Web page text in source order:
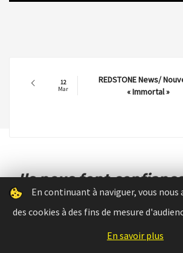
11
Mar
DRAKKFEST METAL
News/Running Order
Ils nous font
En continuant à naviguer, vous nous
des cookies à des fins de mesure
En savoir plus